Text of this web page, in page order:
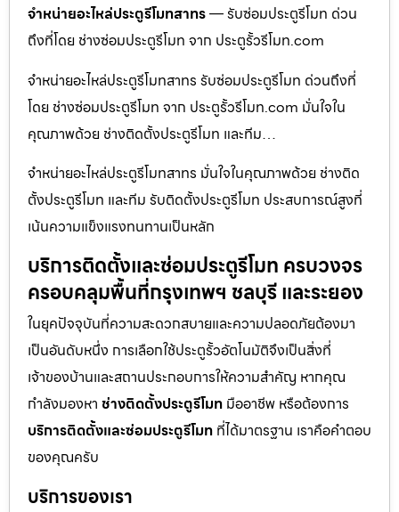
จำหน่ายอะไหล่ประตูรีโมทสาทร— รับซ่อมประตูรีโมท ด่วน
ถึงที่โดย ช่างซ่อมประตูรีโมท จาก ประตูรั้วรีโมท.com
จำหน่ายอะไหล่ประตูรีโมทสาทร รับซ่อมประตูรีโมท ด่วนถึงที่
โดย ช่างซ่อมประตูรีโมท จาก ประตูรั้วรีโมท.com มั่นใจใน
คุณภาพด้วย ช่างติดตั้งประตูรีโมท และทีม…
จำหน่ายอะไหล่ประตูรีโมทสาทร มั่นใจในคุณภาพด้วย ช่างติด
ตั้งประตูรีโมท และทีม รับติดตั้งประตูรีโมท ประสบการณ์สูงที่
เน้นความแข็งแรงทนทานเป็นหลัก
บริการติดตั้งและซ่อมประตูรีโมท ครบวงจร
ครอบคลุมพื้นที่กรุงเทพฯ ชลบุรี และระยอง
ในยุคปัจจุบันที่ความสะดวกสบายและความปลอดภัยต้องมา
เป็นอันดับหนึ่ง การเลือกใช้ประตูรั้วอัตโนมัติจึงเป็นสิ่งที่
เจ้าของบ้านและสถานประกอบการให้ความสำคัญ หากคุณ
กำลังมองหา ช่างติดตั้งประตูรีโมท มืออาชีพ หรือต้องการ
บริการติดตั้งและซ่อมประตูรีโมท ที่ได้มาตรฐาน เราคือคำตอบ
ของคุณครับ
บริการของเรา